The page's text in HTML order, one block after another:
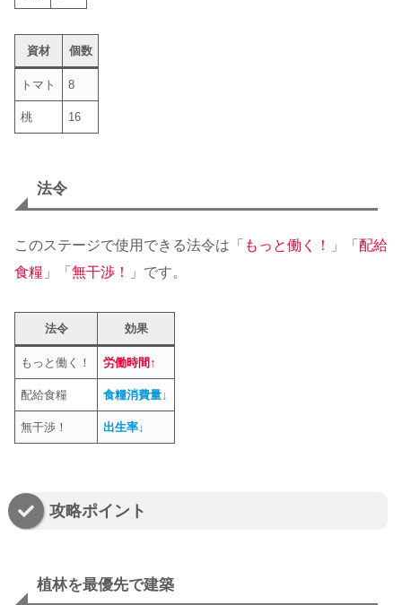
資材 個数
トマト 8
桃 16
法令
このステージで使用できる法令は「 もっと働く！ 」「 配給
食糧 」「 無干渉！ 」です。
法令 効果
もっと働く！ 労働時間↑
配給食糧 食糧消費量↓
無干渉！ 出生率↓
攻略ポイント
植林を最優先で建築